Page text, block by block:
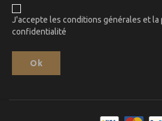
J'accepte les conditions générales et la
confidentialité